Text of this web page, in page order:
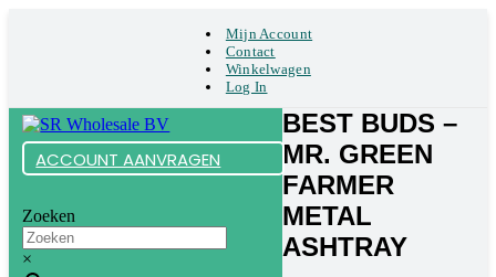
Mijn Account
Contact
Winkelwagen
Log In
ACCOUNT AANVRAGEN
Zoeken
×
BEST BUDS –
MR. GREEN
FARMER
METAL
ASHTRAY